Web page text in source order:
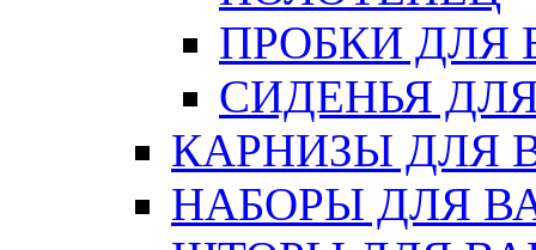
ПРОБКИ ДЛЯ
СИДЕНЬЯ
КАРНИЗЫ ДЛЯ
НАБОРЫ ДЛЯ